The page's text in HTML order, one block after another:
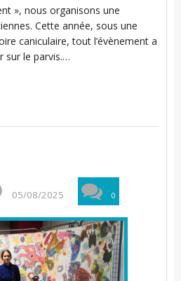
», nous organisons une
Cette année, sous une
caniculaire, tout l’évènement a
sur le parvis.…
05/08/2025 0